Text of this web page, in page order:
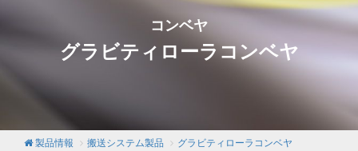
コンベヤ
グラビティローラコンベヤ
製品情報 搬送システム製品
グラビティローラコンベヤ